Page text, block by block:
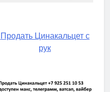
Продать Цинакальцет с
рук